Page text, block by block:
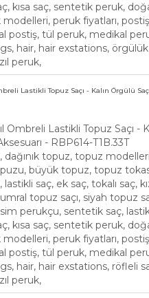
kısa saç, sentetik peruk,
peruk fiyatları, postiş,
postiş, tül peruk, medikal
hair, hair exstations,
peruk,
Lastikli Topuz Saçı - Kalın Örgülü
Ombreli Lastikli Topuz Saçı -
- RBP614-T1B.33T
dağınık topuz, topuz
büyük topuz, topuz
saç, ek saç, tokalı saç,
topuz saçı, siyah topuz
perukçu, sentetik saç,
kısa saç, sentetik peruk,
peruk fiyatları, postiş,
postiş, tül peruk, medikal
hair, hair exstations, röfleli
peruk,